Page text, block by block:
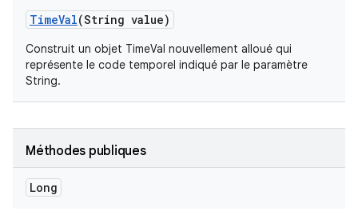
TimeVal(String value)
Construit un objet TimeVal nouvellement alloué qui
représente le code temporel indiqué par le paramètre
String.
Méthodes publiques
Long